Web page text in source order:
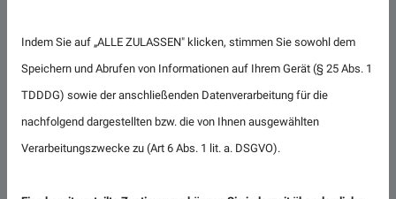
Sektionaltor als Tiefgaragentor
Indem Sie auf „ALLE ZULASSEN" klicken, stimmen Sie sowohl dem
Speichern und Abrufen von Informationen auf Ihrem Gerät (§ 25 Abs. 1
TDDDG) sowie der anschließenden Datenverarbeitung für die
nachfolgend dargestellten bzw. die von Ihnen ausgewählten
Verarbeitungszwecke zu (Art 6 Abs. 1 lit. a. DSGVO).